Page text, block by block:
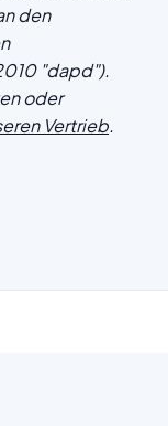
den
"dapd").
oder
Vertrieb.